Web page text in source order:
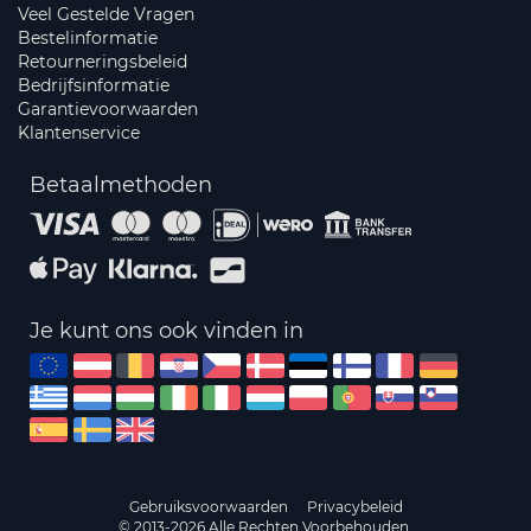
Veel Gestelde Vragen
Bestelinformatie
Retourneringsbeleid
Bedrijfsinformatie
Garantievoorwaarden
Klantenservice
Betaalmethoden
Je kunt ons ook vinden in
Gebruiksvoorwaarden
Privacybeleid
© 2013-2026 Alle Rechten Voorbehouden.